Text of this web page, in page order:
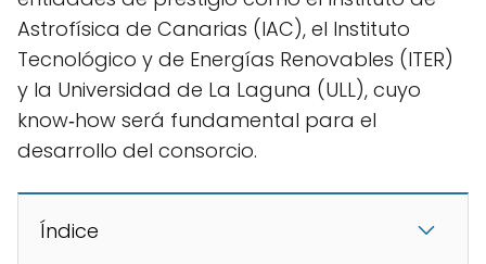
Astrofísica de Canarias (IAC), el Instituto
Tecnológico y de Energías Renovables (ITER)
y la Universidad de La Laguna (ULL), cuyo
know‑how será fundamental para el
desarrollo del consorcio.
Índice